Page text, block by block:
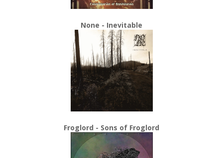
None - Inevitable
Froglord - Sons of Froglord